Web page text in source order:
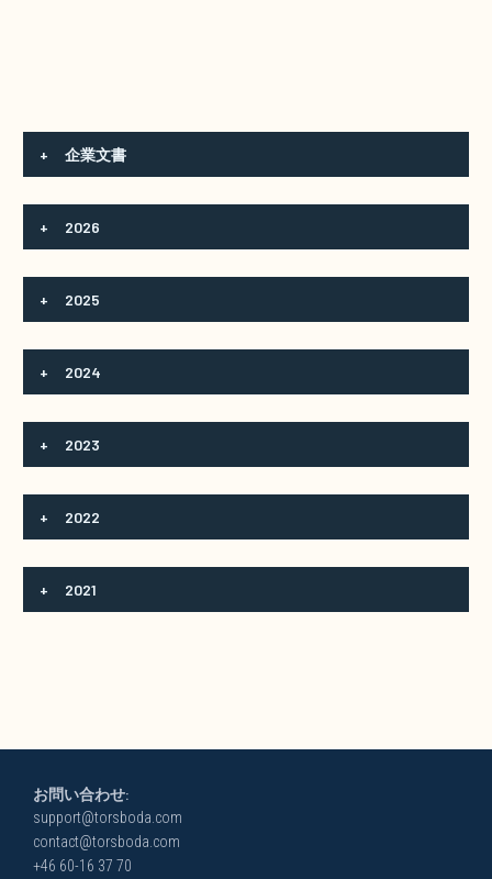
+ 企業文書
+ 2026
+ 2025
+ 2024
+ 2023
+ 2022
+ 2021
お問い合わせ:
support@torsboda.com
contact@torsboda.com
+46 60-16 37 70